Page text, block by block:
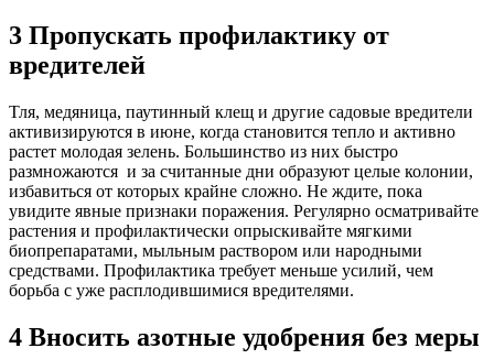
3 Пропускать профилактику от
вредителей
Тля, медяница, паутинный клещ и другие садовые вредители
активизируются в июне, когда становится тепло и активно
растет молодая зелень. Большинство из них быстро
размножаются и за считанные дни образуют целые колонии,
избавиться от которых крайне сложно. Не ждите, пока
увидите явные признаки поражения. Регулярно осматривайте
растения и профилактически опрыскивайте мягкими
биопрепаратами, мыльным раствором или народными
средствами. Профилактика требует меньше усилий, чем
борьба с уже расплодившимися вредителями.
4 Вносить азотные удобрения без меры